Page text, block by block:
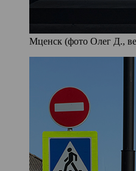
Мценск (фото Олег Д.,